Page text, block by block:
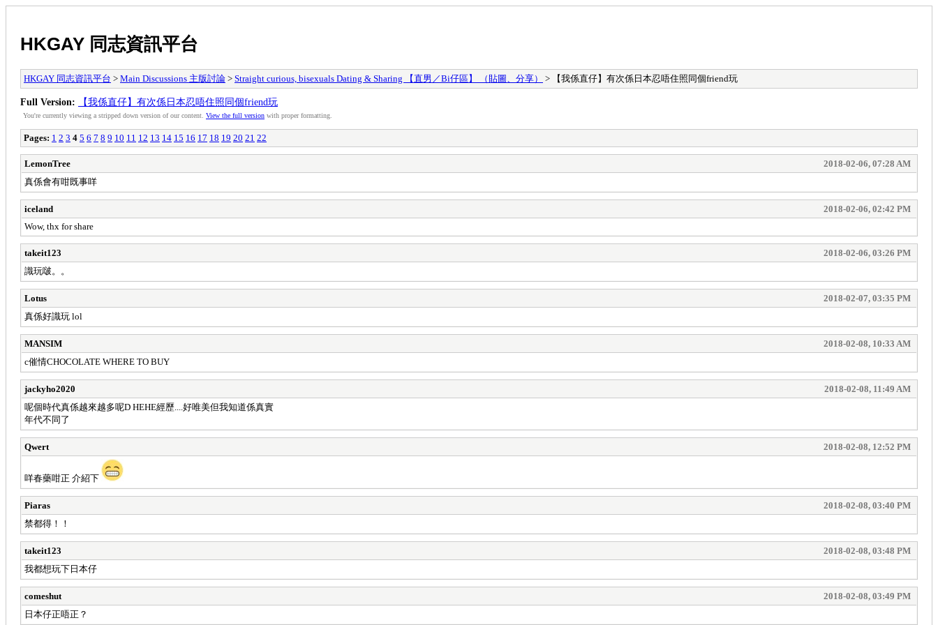
HKGAY 同志資訊平台
HKGAY 同志資訊平台 > Main Discussions 主版討論 > Straight curious, bisexuals Dating & Sharing 【直男／Bi仔區】 （貼圖、分享） > 【我係直仔】有次係日本忍唔住照同個friend玩
Full Version: 【我係直仔】有次係日本忍唔住照同個friend玩
You're currently viewing a stripped down version of our content. View the full version with proper formatting.
Pages: 1 2 3 4 5 6 7 8 9 10 11 12 13 14 15 16 17 18 19 20 21 22
LemonTree
2018-02-06, 07:28 AM
真係會有咁既事咩
iceland
2018-02-06, 02:42 PM
Wow, thx for share
takeit123
2018-02-06, 03:26 PM
識玩啵。。
Lotus
2018-02-07, 03:35 PM
真係好識玩 lol
MANSIM
2018-02-08, 10:33 AM
c催情CHOCOLATE WHERE TO BUY
jackyho2020
2018-02-08, 11:49 AM
呢個時代真係越來越多呢D HEHE經歷....好唯美但我知道係真實
年代不同了
Qwert 2018-02-08, 12:52 PM
咩春藥咁正 介紹下
Piaras
2018-02-08, 03:40 PM
禁都得！！
takeit123
2018-02-08, 03:48 PM
我都想玩下日本仔
comeshut
2018-02-08, 03:49 PM
日本仔正唔正？